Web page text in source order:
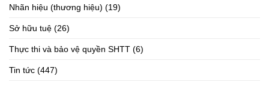
Nhãn hiệu (thương hiệu) (19)
Sở hữu tuệ (26)
Thực thi và bảo vệ quyền SHTT (6)
Tin tức (447)